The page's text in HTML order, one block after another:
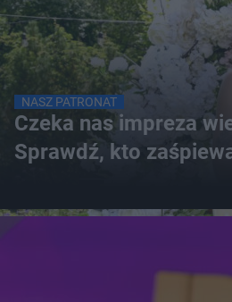
NASZ PATRONAT
Czeka nas impreza
Sprawdź, kto